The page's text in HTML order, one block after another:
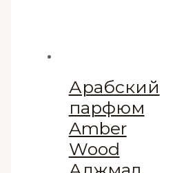
Арабский
парфюм
Amber
Wood